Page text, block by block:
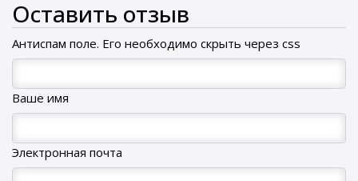
Оставить отзыв
Антиспам поле. Его необходимо скрыть через css
Ваше имя
Электронная почта